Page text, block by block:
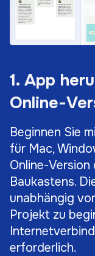
1. App
Online-
Beginnen Sie
für Mac,
Online-
Baukastens.
unabhängig
Projekt zu
erforderlich.